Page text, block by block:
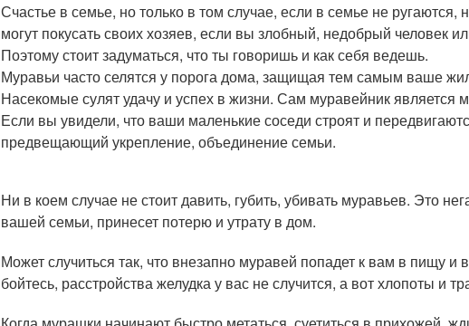
Счастье в семье, но только в том случае, если в семье не ругаются,
могут покусать своих хозяев, если вы злобный, недобрый человек
Поэтому стоит задуматься, что ты говоришь и как себя ведешь.
Муравьи часто селятся у порога дома, защищая тем самым ваше
Насекомые сулят удачу и успех в жизни. Сам муравейник
Если вы увидели, что ваши маленькие соседи строят и
предвещающий укрепление, объединение семьи.
Ни в коем случае не стоит давить, губить, убивать муравьев. Это
вашей семьи, принесет потерю и утрату в дом.
Может случиться так, что внезапно муравей попадет к вам в пищу и
бойтесь, расстройства желудка у вас не случится, а вот хлопоты и